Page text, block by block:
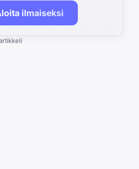
ilmaiseksi